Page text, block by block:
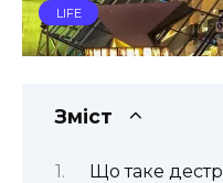
LIFE
Зміст
Що таке